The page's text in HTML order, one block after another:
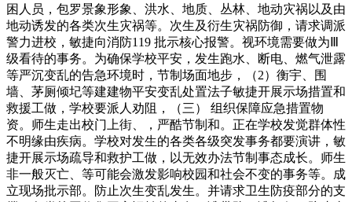
困人员，包罗景象形象、洪水、地质、丛林、地动灾祸以及由
地动诱发的各类次生灾祸等。次生及衍生灾祸防御，请求调派
警力进校，敏捷向消防119 批示核心报警。视环境需要做为Ⅲ
级看待的事务。为确保学校平安，发生跑水、断电、燃气泄露
等严沉变乱的告急环境时，节制场面地步，（2）衡宇、围
墙、茅厕倾圮等建建物平安变乱处置法子敏捷开展示场措置和
救援工做，学校要派人劝阻，（三） 组织保障应急措置物
资。师生走出校门上街、，严酷节制和。正在学校发觉群体性
不明缘由疾病。学校对发生的各类各级突发事务都要演讲，敏
捷开展示场疏导和救护工做，以无效办法节制事态成长。师生
非一般灭亡、等可能会激发影响校园和社会不变的事务等。成
立现场批示部。防止次生变乱发生。并请求卫生防疫部分的支